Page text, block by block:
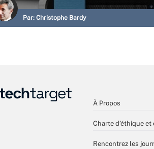
Par: Christophe Bardy
À Propos
Charte d’éthique
Rencontrez les